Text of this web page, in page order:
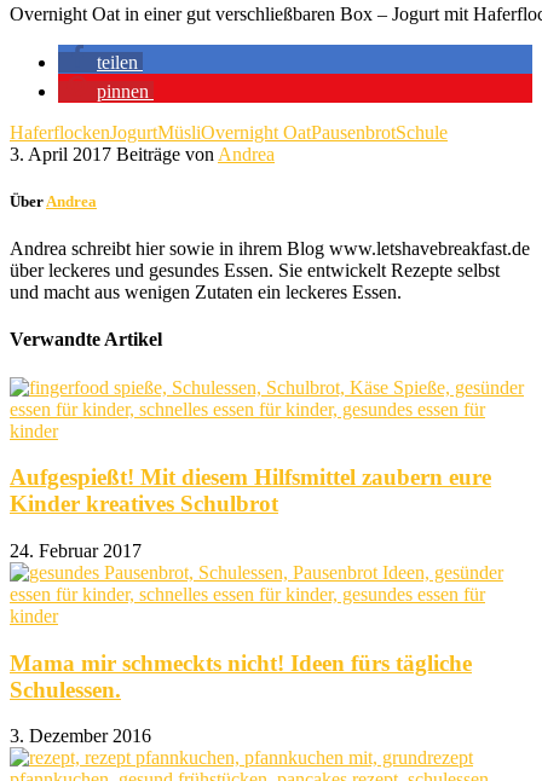
Overnight Oat in einer gut verschließbaren Box – Jogurt mit
teilen
pinnen
HaferflockenJogurtMüsliOvernight OatPausenbrotSchule
3. April 2017 Beiträge von Andrea
Über Andrea
Andrea schreibt hier sowie in ihrem Blog www.letshavebreakfast.de
über leckeres und gesundes Essen. Sie entwickelt Rezepte selbst
und macht aus wenigen Zutaten ein leckeres Essen.
Verwandte Artikel
Aufgespießt! Mit diesem Hilfsmittel zaubern eure
Kinder kreatives Schulbrot
24. Februar 2017
Mama mir schmeckts nicht! Ideen fürs tägliche
Schulessen.
3. Dezember 2016